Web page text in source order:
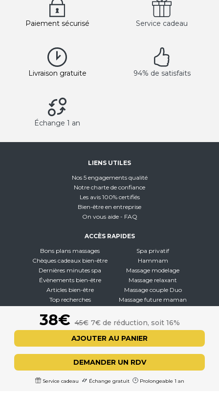
38€ 45€ 7€ de réduction, soit 16%
AJOUTER AU PANIER
DEMANDER UN RDV
Service cadeau Échange gratuit Prolongeable 1 an
Paiement sécurisé Service cadeau
Livraison gratuite 94% de satisfaits
Échange 1 an
LIENS UTILES
Nos 5 engagements qualité
Notre charte de confiance
Les avis 100% certifiés
Bien-être en entreprise
On vous aide - FAQ
ACCÈS RAPIDES
Bons plans massages
Chèques cadeaux bien-être
Dernières minutes spa
Évènements bien-être
Articles bien-être
Top recherches
Spa privatif
Hammam
Massage modelage
Massage relaxant
Massage couple Duo
Massage future maman
À PROPOS
CGV - CGU
Mentions légales
Politique de confidentialité